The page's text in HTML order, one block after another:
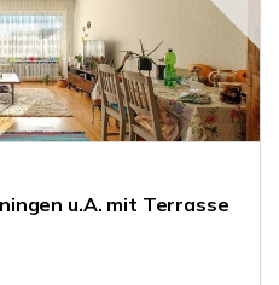
u.A. mit Terrasse